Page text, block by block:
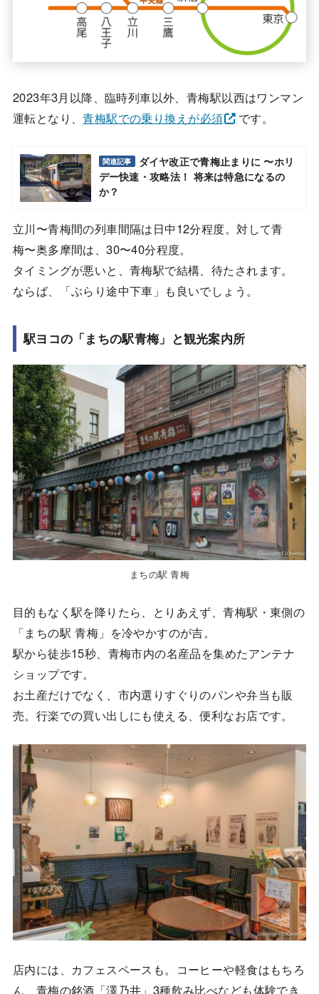
2023年3月以降、臨時列車以外、青梅駅以西はワンマン
運転となり、青梅駅での乗り換えが必須 です。
関連記事
ダイヤ改正で青梅止まりに 〜ホリ
デー快速・攻略法！ 将来は特急になるの
か？
立川〜青梅間の列車間隔は日中12分程度。対して青
梅〜奥多摩間は、30〜40分程度。
タイミングが悪いと、青梅駅で結構、待たされます。
ならば、「ぶらり途中下車」も良いでしょう。
駅ヨコの「まちの駅青梅」と観光案内所
まちの駅 青梅
目的もなく駅を降りたら、とりあえず、青梅駅・東側の
「まちの駅 青梅」を冷やかすのが吉。
駅から徒歩15秒、青梅市内の名産品を集めたアンテナ
ショップです。
お土産だけでなく、市内選りすぐりのパンや弁当も販
売。行楽での買い出しにも使える、便利なお店です。
店内には、カフェスペースも。コーヒーや軽食はもちろ
ん、青梅の銘酒「澤乃井」3種飲み比べなども体験でき